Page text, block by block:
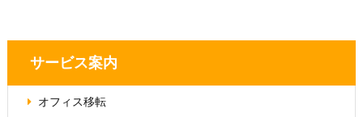
サービス案内
オフィス移転